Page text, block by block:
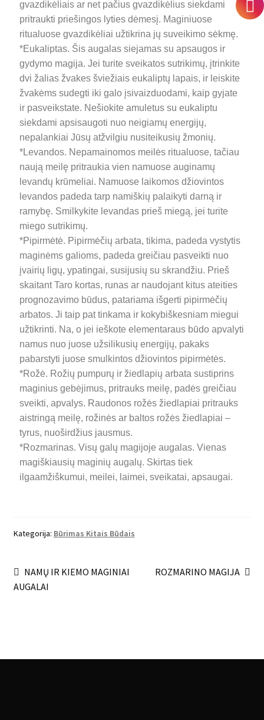
gvazdikėliais ar net pačius gvazdikėlius siekdami
pritraukti priešingos lyties dėmesį. Maginiuose
ritualuose gvazdikėliai užtikrina jų suveikimo sėkmę.
*Eukaliptas. Šis augalas siejamas su apsaugos ir
gydymo magija. Jei turite sveikatos sutrikimų, įtrinkite
dvi žalias žvakes šviežiais eukaliptų lapais, ir leiskite
žvakėms sudegti iki galo įsivaizduodami, kaip gyjate
ir pasveikstate. Nešiokite amuletus su eukaliptu
siekdami apsisaugoti nuo neigiamų energijų,
nepalankiai Jūsų atžvilgiu nusiteikusių žmonių.
*Levandos. Nepamainomos meilės ritualuose, tačiau
naują meilę pritraukia vien namuose auginamų
levandų krūmeliai. Namuose laikomos džiovintos
levandos padeda tarp namiškių palaikyti darną ir
ramybę. Smilkykite levandas prieš miegą, jei turite
miego sutrikimų.
*Pipirmėtė. Pipirmėčių arbata, tikima, padeda vystytis
maginėms galioms, padeda greičiau pasveikti nuo
įvairių ligų, ypatingai, susijusių su skrandžiu. Prieš
skaitant Taro kortas, runas ar naudojant kitus ateities
prognozavimo būdus, patariama išgerti pipirmėčių
arbatos. Ji taip pat tinkama ir kokybiškesniam miegui
užtikrinti. Na, o jei ieškote elementaraus būdo apvalyti
namus nuo juose užsilikusių energijų, pakaks
pabarstyti juose smulkintos džiovintos pipirmėtės.
*Rožė. Rožių pumpurų ir žiedlapių arbata sustiprins
maginius gebėjimus, pritrauks meilę, padės greičiau
sveikti, apvalys. Raudonos rožės žiedlapiai pritrauks
aistringą meilę, rožinės ar baltos rožės žiedlapiai –
tyrus, nuoširdžius jausmus.
*Rozmarinas. Visų galų magijoje augalas. Vienas
magiškiausių maginių augalų. Skirtas tiek
ilgaamžiškumui, meilei, laimei, sveikatai, apsaugai.
Kategorija: Būrimas Kitais Būdais
NAMŲ IR KIEMO MAGINIAI
AUGALAI
ROZMARINO MAGIJA